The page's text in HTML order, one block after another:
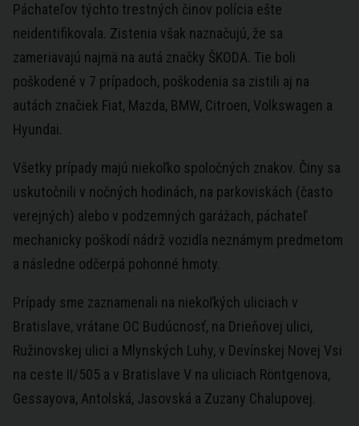
Páchateľov týchto trestných činov polícia ešte
neidentifikovala. Zistenia však naznačujú, že sa
zameriavajú najmä na autá značky ŠKODA. Tie boli
poškodené v 7 prípadoch, poškodenia sa zistili aj na
autách značiek Fiat, Mazda, BMW, Citroen, Volkswagen a
Hyundai.
Všetky prípady majú niekoľko spoločných znakov. Činy sa
uskutočnili v nočných hodinách, na parkoviskách (často
verejných) alebo v podzemných garážach, páchateľ
mechanicky poškodí nádrž vozidla neznámym predmetom
a následne odčerpá pohonné hmoty.
Prípady sme zaznamenali na niekoľkých uliciach v
Bratislave, vrátane OC Budúcnosť, na Drieňovej ulici,
Ružinovskej ulici a Mlynských Luhy, v Devínskej Novej Vsi
na ceste II/505 a v Bratislave V na uliciach Röntgenova,
Gessayova, Antolská, Jasovská a Zuzany Chalupovej.